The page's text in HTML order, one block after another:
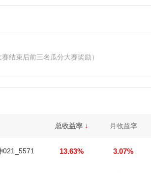
赛结束后前三名瓜分大赛奖励）
总收益率 ↓ 月收益率
021_5571 13.63% 3.07%